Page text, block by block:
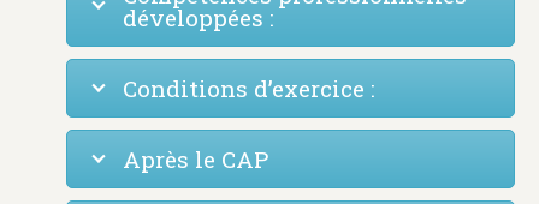
développées :
Conditions d’exercice :
Après le CAP